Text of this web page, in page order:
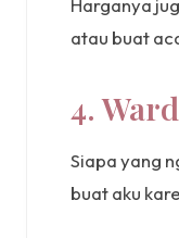
atau buat
4.
Siapa yang
buat aku